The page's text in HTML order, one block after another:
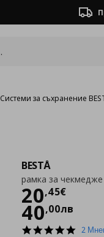
Системи за съхранение
BESTÅ
рамка за чекмедже
20,45€
Цена
40,00лв
5.0
2